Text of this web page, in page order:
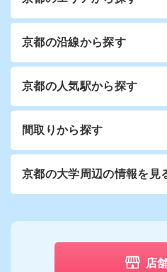
京都の沿線から探す
京都の人気駅から探す
間取りから探す
京都の大学周辺の情報を見
店